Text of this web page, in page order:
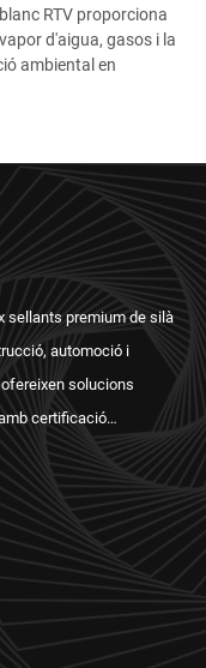
RTV proporciona
d'aigua, gasos i la
ambiental en
sellants premium de silà
automoció i
solucions
certificació